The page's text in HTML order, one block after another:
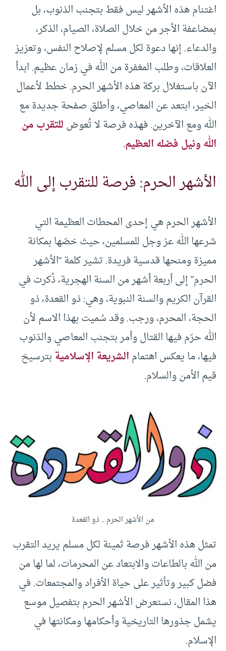
اغتنام هذه الأشهر ليس فقط بتجنب الذنوب، بل
بمضاعفة الأجر من خلال الصلاة، الصيام، الذكر،
والدعاء. إنها دعوة لكل مسلم لإصلاح النفس، وتعزيز
العلاقات، وطلب المغفرة من الله في زمان عظيم. ابدأ
الآن باستغلال بركة هذه الأشهر الحرم. خطط لأعمال
الخير، ابتعد عن المعاصي، وأطلق صفحة جديدة مع
الله ومع الآخرين. فهذه فرصة لا تُعوضللتقرب من
الله ونيل فضله العظيم.
الأشهر الحرم: فرصة للتقرب إلى الله
الأشهر الحرم هي إحدى المحطات العظيمة التي
شرعها الله عز وجل للمسلمين، حيث خصّها بمكانة
مميزة ومنحها قدسية فريدة. تشير كلمة “الأشهر
الحرم” إلى أربعة أشهر من السنة الهجرية، ذُكرت في
القرآن الكريم والسنة النبوية، وهي: ذو القعدة، ذو
الحجة، المحرم، ورجب. وقد سُميت بهذا الاسم لأن
الله حرّم فيها القتال وأمر بتجنب المعاصي والذنوب
فيها، ما يعكس اهتمامالشريعة الإسلاميةبترسيخ
قيم الأمن والسلام.
من الأشهر الحرم .. ذو القعدة
تمثل هذه الأشهر فرصة ثمينة لكل مسلم يريد التقرب
من الله بالطاعات والابتعاد عن المحرمات، لما لها من
فضل كبير وتأثير على حياة الأفراد والمجتمعات. في
هذا المقال، نستعرض الأشهر الحرم بتفصيل موسع
يشمل جذورها التاريخية وأحكامها ومكانتها في
الإسلام.